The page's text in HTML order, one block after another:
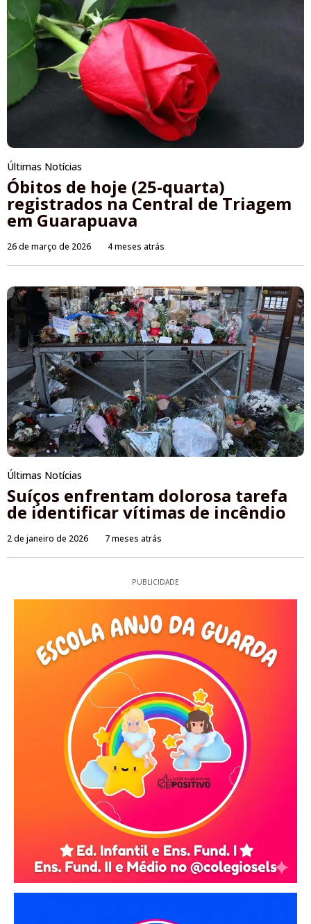
Últimas Notícias
Óbitos de hoje (25-quarta)
registrados na Central de Triagem
em Guarapuava
26 de março de 2026 4 meses atrás
Últimas Notícias
Suíços enfrentam dolorosa tarefa
de identificar vítimas de incêndio
2 de janeiro de 2026 7 meses atrás
PUBLICIDADE